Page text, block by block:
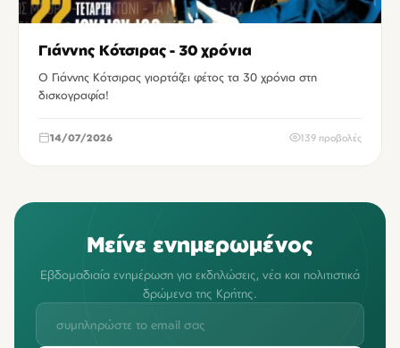
Γιάννης Κότσιρας - 30 χρόνια
Ο Γιάννης Κότσιρας γιορτάζει φέτος τα 30 χρόνια στη
δισκογραφία!
14/07/2026 139 προβολές
Μείνε ενημερωμένος
Εβδομαδιαία ενημέρωση για εκδηλώσεις, νέα και πολιτιστικά
δρώμενα της Κρήτης.